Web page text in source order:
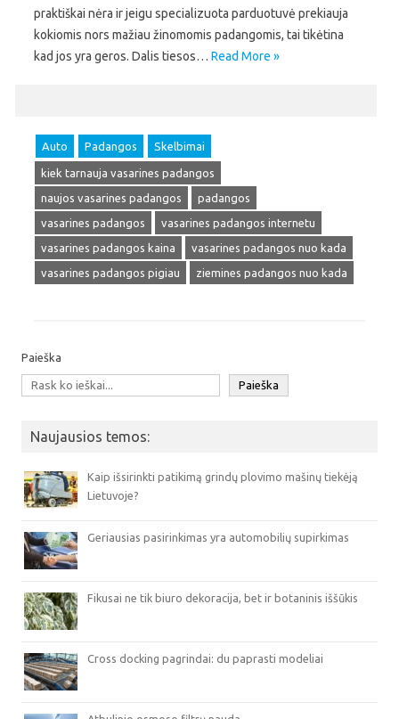
praktiškai nėra ir jeigu specializuota parduotuvė prekiauja
kokiomis nors mažiau žinomomis padangomis, tai tikėtina
kad jos yra geros. Dalis tiesos… Read More »
Auto Padangos Skelbimai
kiek tarnauja vasarines padangos
naujos vasarines padangos
padangos
vasarines padangos
vasarines padangos internetu
vasarines padangos kaina
vasarines padangos nuo kada
vasarines padangos pigiau
ziemines padangos nuo kada
Paieška
Paieška
Naujausios temos:
Kaip išsirinkti patikimą grindų plovimo mašinų tiekėją
Lietuvoje?
Geriausias pasirinkimas yra automobilių supirkimas
Fikusai ne tik biuro dekoracija, bet ir botaninis iššūkis
Cross docking pagrindai: du paprasti modeliai